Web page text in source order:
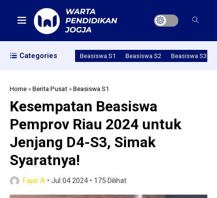
Categories Beasiswa S1 Beasiswa S2 Beasiswa S3
Home »Berita Pusat »Beasiswa S1
Kesempatan Beasiswa
Pemprov Riau 2024 untuk
Jenjang D4-S3, Simak
Syaratnya!
Fajar A • Jul 04 2024• 175 Dilihat